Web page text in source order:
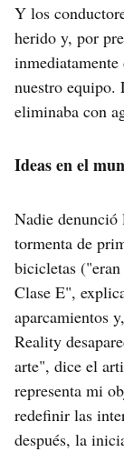
Y los
herido y, por
nuestro equipo.
eliminaba con
Ideas en el
Nadie denunció
tormenta de
bicicletas
Clase E",
aparcamientos
Reality
arte", dice el
representa mi
redefinir las
después, la